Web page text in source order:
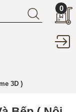
0
3D )